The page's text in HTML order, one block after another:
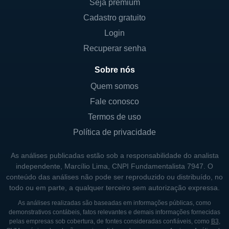
a televisão conectada. Com uma base de
usuários crescente, a Roku continua a
expandir tanto sua presença no mercado
quanto suas capacidades tecnológicas. A
que melhoram a experiência do usuário e a
acessibilidade a conteúdos variados.
conteúdo, a Roku também se concentra no
fortalecimento de parcerias com fabricantes
de televisores e desenvolvedores de
aplicativos. Isso permite que a Roku
expanda sua plataforma, integrando seu
sistema em uma variedade de dispositivos e
serviços. Essa abordagem tem sido decisiva
Seja premium
Cadastro gratuito
Login
Recuperar senha
Sobre nós
Quem somos
Fale conosco
Termos de uso
Política de privacidade
As análises publicadas estão sob a responsabilidade do analista
independente, Marcílio Lima, CNPI Fundamentalista 7947. O
conteúdo das análises não pode ser reproduzido ou distribuído, no
todo ou em parte, a qualquer terceiro sem autorização expressa.
As análises realizadas são baseadas em informações públicas, como
demonstrativos contábeis, fatos relevantes e demais informações fornecidas
pelas empresas sob cobertura, de fontes consideradas confiáveis, como B3,